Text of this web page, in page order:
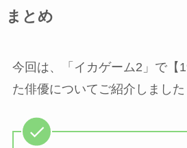
まとめ
今回は、「イカゲーム2」で【
た俳優についてご紹介しました